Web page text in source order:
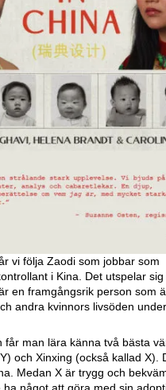
vi följa Zaodi som jobbar som
i Kina. Det utspelar
en framgångsrik person som
andra kvinnors livsöden
får man lära känna två bästa
och Xinxing (också kallad X).
Medan X är trygg och